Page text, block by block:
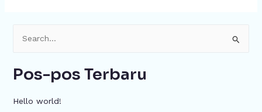
u
Pos-pos Terbaru
Hello world!